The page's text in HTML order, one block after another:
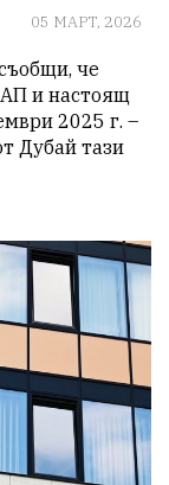
05 МАРТ, 2026
че
и настоящ
2025 г. –
Дубай тази